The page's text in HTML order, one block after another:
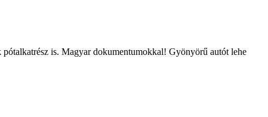
is. Magyar dokumentumokkal! Gyönyörű autót lehe